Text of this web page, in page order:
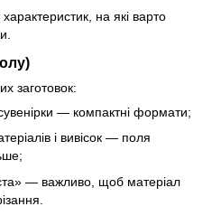
на які варто
заготовок:
— компактні формати;
і вивісок — поля
— важливо, щоб матеріал